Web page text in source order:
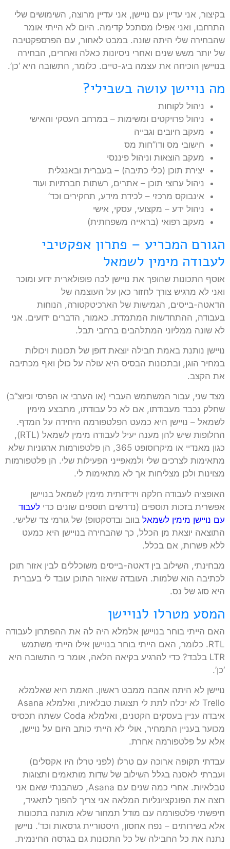
בקיצור, אני עדיין עם נויישן, אני עדיין מרוצה, השימושים שלי
התרחבו, ואני אפילו מסתכל קדימה. היום לא הייתי אומר
שהבחירה שלי היתה שונה. במבט לאחור, עם הפרספקטיבה
של יותר משש שנים ואחרי ניסיונות כאלה ואחרים, הבחירה
בנויישן הוכיחה את עצמה ביג-טיים. כלומר, התשובה היא ‘כן’.
מה נויישן עושה בשבילי?
ניהול לקוחות
ניהול פרויקטים ומשימות – במרחב העסקי והאישי
מעקב חיובים וגבייה
חישובי מס ודו”חות מס
מעקב הוצאות וניהול פיננסי
יצירת תוכן (כלי כתיבה) – בעברית ובאנגלית
ניהול ערוצי תוכן – אתרים, רשתות חברתיות ועוד
אינבוקס מרכזי – לכידת מידע, תחקירים וכד’
ניהול ידע – מקצועי, עסקי, אישי
מעקב רפואי (בראייה משפחתית)
הגורם המכריע – פתרון אפקטיבי
לעבודה מימין לשמאל
אוסף התכונות שהופך את נויישן לכה פופולארית ידוע ומוכר
ואני לא מרגיש צורך לחזור כאן על העוצמה של
הדאטה-בייסים, הגמישות של הארכיטקטורה, הנוחות
בעבודה, ההתחדשות המתמדת. כאמור, הדברים ידועים. אני
לא שונה ממליוני המתלהבים ברחבי תבל.
נויישן נותנת באמת חבילה יוצאת דופן של תכונות ויכולות
במחיר הוגן, ובתכונות הבסיס היא עולה על כולן ואף מכתיבה
את הקצב.
מצד שני, עבור המשתמש העברי (או הערבי או הפרסי וכיוצ”ב)
שחלק נכבד מעבודתו, אם לא כל עבודתו, מתבצע מימין
לשמאל – נויישן היא כמעט הפלטפורמה היחידה על המדף.
החלופות שיש להן מענה יעיל לעבודה מימין לשמאל (RTL),
כגון מאנדיי או מיקרוסופט 365, הן פלטפורמות ארגוניות שלא
מתאימות לצרכים שלי ולמאפייני הפעילות שלי. הן פלטפורמות
מצוינות ולכן מצליחות אך לא מתאימות לי.
האופציה לעבודה חלקה וידידותית מימין לשמאל בנויישן
אפשרית בזכות תוספים (נדרשים תוספים שונים כדי לעבוד
עם נויישן מימין לשמאל בווב ובדסקטופ) של גורמי צד שלישי.
התוצאה יוצאת מן הכלל, כך שהבחירה בנויישן היא כמעט
ללא פשרות, אם בכלל.
מבחינתי, השילוב בין דאטה-בייסים משוכללים לבין אזור תוכן
לכתיבה הוא שלמות. העובדה שאזור התוכן עובד לי בעברית
היא סוג של נס.
המסע מטרלו לנויישן
האם הייתי בוחר בנויישן אלמלא היה לה את ההפתרון לעבודה
RTL. כלומר, האם הייתי בוחר בנויישן אילו הייתי משתמש
LTR בלבד? כדי להרגיע בקיאה הלאה, אומר כי התשובה היא
‘כן’.
נויישן לא היתה אהבה ממבט ראשון. האמת היא שאלמלא
Trello לא יכלה לתת לי תצוגות טבלאיות, ואלמלא Asana
איבדה עניין בעסקים הקטנים, ואלמלא Coda עשתה תכסיס
מכוער בעניין התמחיר, אולי לא הייתי כותב היום על נויישן,
אלא על פלטפורמה אחרת.
עבדתי תקופה ארוכה עם טרלו (לפני טרלו היו אקסלים)
ועברתי לאסנה בגלל השילוב של שדות מותאמים ותצוגות
טבלאיות. אחרי כמה שנים עם Asana, כשהבנתי שאם אני
רוצה את הפונקציונליות המלאה אני צריך להפוך לתאגיד,
חיפשתי פלטפורמה עם מודל תמחור שלא מותנה בתכונות
אלא בשירותים – נפח אחסון, היסטוריית גרסאות וכד’. נויישן
נתנה את כל החבילה של כל התכונות גם בגרסה החינמית.